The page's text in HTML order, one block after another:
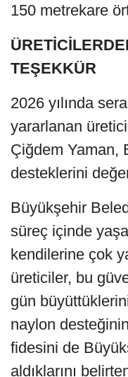
150 metrekare
TEŞEKKÜR
2026 yılında
yararlanan
Çiğdem Yaman,
desteklerini
Büyükşehir
süreç içinde
kendilerine çok
üreticiler, bu
gün
naylon
fidesini de
aldıklarını